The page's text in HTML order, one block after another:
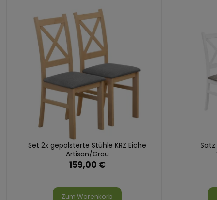
Set 2x gepolsterte Stühle KRZ Eiche
Artisan/Grau
159,00 €
Zum Warenkorb
Satz